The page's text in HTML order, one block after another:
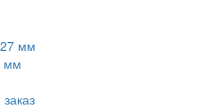
мм